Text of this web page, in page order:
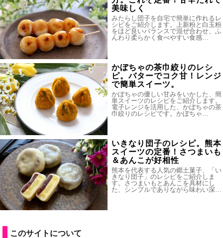
美味しく
みたらし団子を自宅で簡単に作れるレ
シピをご紹介します。上新粉と白玉粉
をほど良いバランスで混ぜ合わせ、ふ
んわり柔らかく食べやすい食感…
かぼちゃの茶巾絞りのレシ
ピ。バターでコク甘！レンジ
で簡単スイーツ。
かぼちゃの優しい甘みをいかした、簡
単スイーツのレシピをご紹介します。
電子レンジを活用した、かぼちゃの茶
巾絞りのレシピです。かぼちゃ…
いきなり団子のレシピ。熊本
スイーツの定番！さつまいも
＆あんこが好相性
熊本を代表する人気の郷土菓子、「い
きなり団子」のレシピをご紹介しま
す。さつまいもとあんこを具材にし
た、シンプルでありながら味わい深…
このサイトについて